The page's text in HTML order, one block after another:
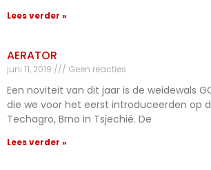
Lees verder »
AERATOR
juni 11, 2019 Geen reacties
Een noviteit van dit jaar is de weidewals
die we voor het eerst introduceerden op
Techagro, Brno in Tsjechië. De
Lees verder »